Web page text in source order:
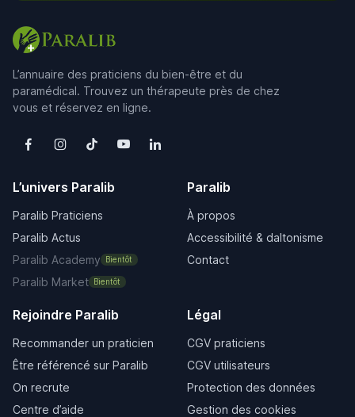
L’annuaire des praticiens du bien-être et du
paramédical. Trouvez un thérapeute près de chez
vous et réservez en ligne.
L’univers Paralib
Paralib Praticiens
Paralib Actus
Paralib Academy
Bientôt
Paralib Market Bientôt
Paralib
À propos
Accessibilité & daltonisme
Contact
Rejoindre Paralib
Recommander un praticien
Être référencé sur Paralib
On recrute
Centre d’aide
Légal
CGV praticiens
CGV utilisateurs
Protection des données
Gestion des cookies